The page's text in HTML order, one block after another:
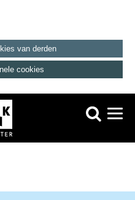
van derden
cookies